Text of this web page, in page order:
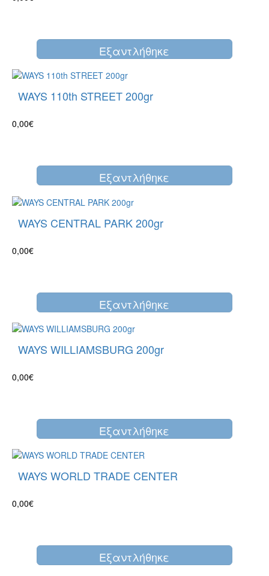
Eξαντλήθηκε
WAYS 110th STREET 200gr
0,00€
Eξαντλήθηκε
WAYS CENTRAL PARK 200gr
0,00€
Eξαντλήθηκε
WAYS WILLIAMSBURG 200gr
0,00€
Eξαντλήθηκε
WAYS WORLD TRADE CENTER
0,00€
Eξαντλήθηκε